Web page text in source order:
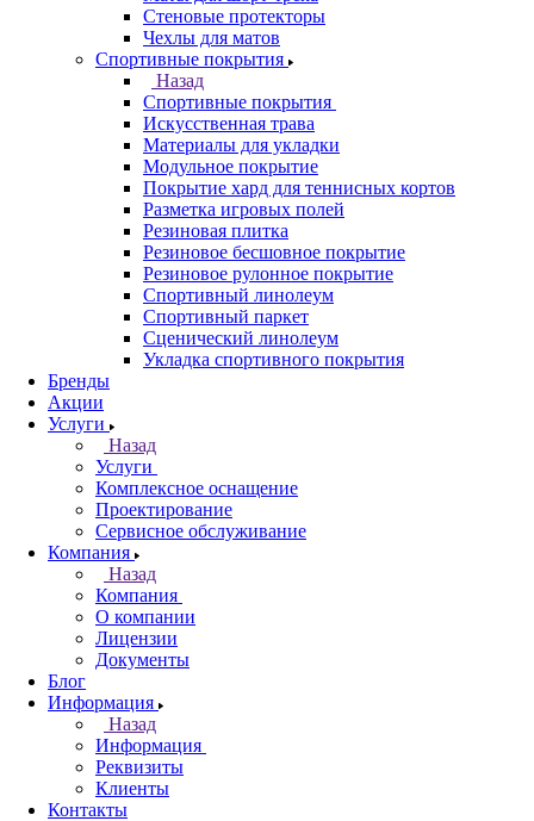
Стеновые протекторы
Чехлы для матов
Спортивные покрытия
Назад
Спортивные покрытия
Искусственная трава
Материалы для укладки
Модульное покрытие
Покрытие хард для теннисных кортов
Разметка игровых полей
Резиновая плитка
Резиновое бесшовное покрытие
Резиновое рулонное покрытие
Спортивный линолеум
Спортивный паркет
Сценический линолеум
Укладка спортивного покрытия
Бренды
Акции
Услуги
Назад
Услуги
Комплексное оснащение
Проектирование
Сервисное обслуживание
Компания
Назад
Компания
О компании
Лицензии
Документы
Блог
Информация
Назад
Информация
Реквизиты
Клиенты
Контакты